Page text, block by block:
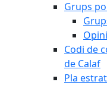
Grups
Codi de
de Calaf
Pla